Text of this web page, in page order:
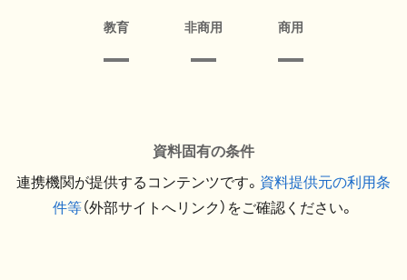
教育 非商用 商用
資料固有の条件
連携機関が提供するコンテンツです。 資料提供元の利用条
件等（外部サイトへリンク）をご確認ください。